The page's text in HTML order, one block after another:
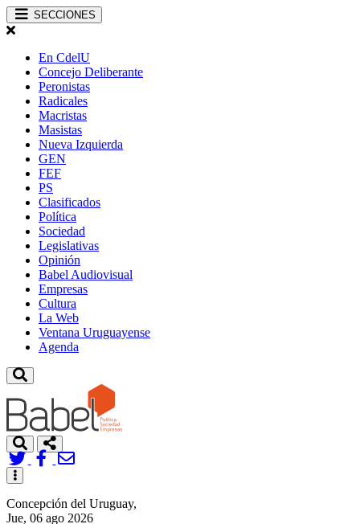
SECCIONES
En CdelU
Concejo Deliberante
Peronistas
Radicales
Macristas
Masistas
Nueva Izquierda
GEN
FEF
PS
Clasificados
Política
Sociedad
Legislativas
Opinión
Babel Audiovisual
Empresas
Cultura
La Web
Ventana Uruguayense
Agenda
Toggle
navigation
Concepción del Uruguay,
Jue, 06 ago 2026